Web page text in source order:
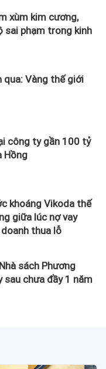
xùm kim cương,
sai phạm trong kinh
qua: Vàng thế giới
công ty gần 100 tỷ
Hồng
khoáng Vikoda thế
giữa lúc nợ vay
thua lỗ
sách Phương
sau chưa đầy 1 năm